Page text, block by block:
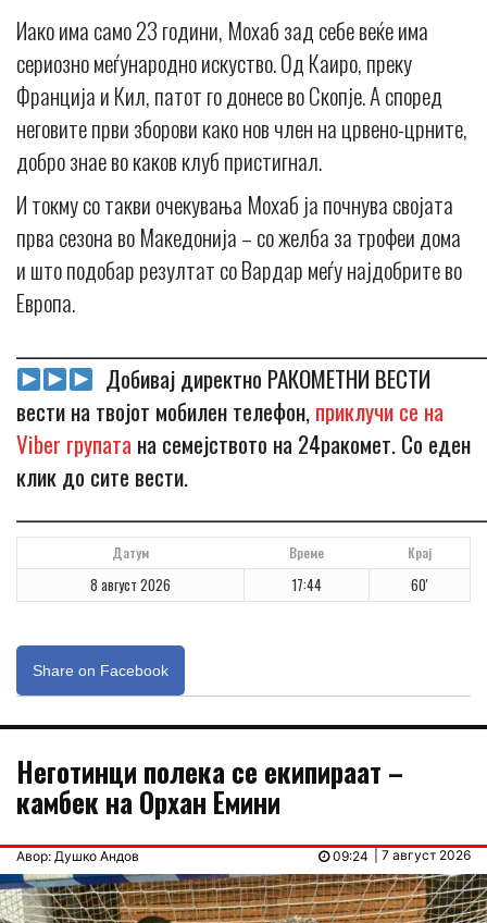
Иако има само 23 години, Мохаб зад себе веќе има
сериозно меѓународно искуство. Од Каиро, преку
Франција и Кил, патот го донесе во Скопје. А според
неговите први зборови како нов член на црвено-црните,
добро знае во каков клуб пристигнал.
И токму со такви очекувања Мохаб ја почнува својата
прва сезона во Македонија – со желба за трофеи дома
и што подобар резултат со Вардар меѓу најдобрите во
Европа.
Добивај директно РАКОМЕТНИ ВЕСТИ
вести на твојот мобилен телефон,приклучи се на
Viber групата на семејството на 24ракомет. Со еден
клик до сите вести.
Датум Време Крај
8 август 2026 17:44 60'
Share on Facebook
Неготинци полека се екипираат –
камбек на Орхан Емини
Авор: Душко Андов | 7 август 2026
09:24